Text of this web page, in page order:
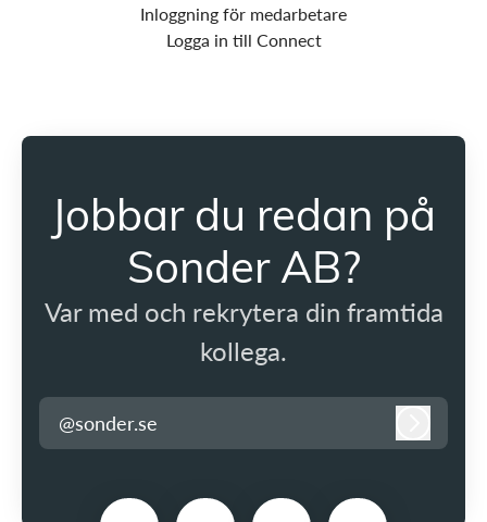
Inloggning för medarbetare
Logga in till Connect
Jobbar du redan på
Sonder AB?
Var med och rekrytera din framtida
kollega.
@sonder.se